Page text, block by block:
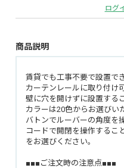
ログ
商品説明
賃貸でも工事不要で設置で
カーテンレールに取り付け
壁に穴を開けずに設置する
カラーは20色からお選びい
バトンでルーバーの角度を
コードで開閉を操作するこ
をお選びください。
■■■ご注文時の注意点■■■